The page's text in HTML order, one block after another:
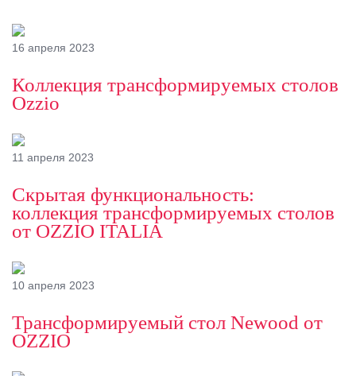
16 апреля 2023
Коллекция трансформируемых столов
Ozzio
11 апреля 2023
Скрытая функциональность:
коллекция трансформируемых столов
от OZZIO ITALIA
10 апреля 2023
Трансформируемый стол Newood от
OZZIO